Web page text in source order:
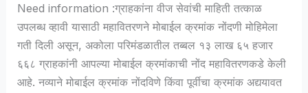
Need information :ग्राहकांना वीज सेवांची माहिती तत्काळ
उपलब्ध व्हावी यासाठी महावितरणने मोबाईल क्रमांक नोंदणी मोहिमेला
गती दिली असून, अकोला परिमंडळातील तब्बल १३ लाख ६५ हजार
६६८ ग्राहकांनी आपल्या मोबाईल क्रमांकाची नोंद महावितरणकडे केली
आहे. नव्याने मोबाईल क्रमांक नोंदविणे किंवा पूर्वीचा क्रमांक अद्ययावत